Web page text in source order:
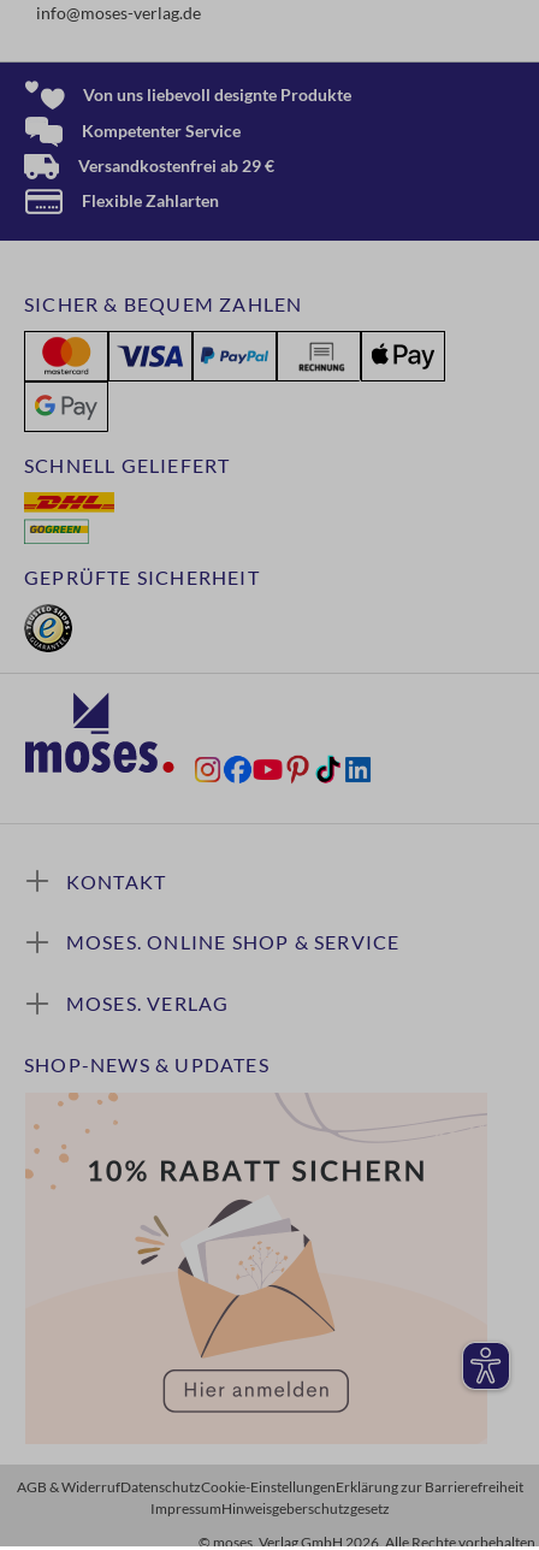
info@moses-verlag.de
Von uns liebevoll designte Produkte
Kompetenter Service
Versandkostenfrei ab 29 €
Flexible Zahlarten
GEPRÜFTE SICHERHEIT
SCHNELL GELIEFERT
SICHER & BEQUEM ZAHLEN
KONTAKT
MOSES. ONLINE SHOP & SERVICE
MOSES. VERLAG
SHOP-NEWS & UPDATES
AGB & WiderrufDatenschutzCookie-EinstellungenErklärung zur Barrierefreiheit
ImpressumHinweisgeberschutzgesetz
© moses. Verlag GmbH 2026. Alle Rechte vorbehalten.